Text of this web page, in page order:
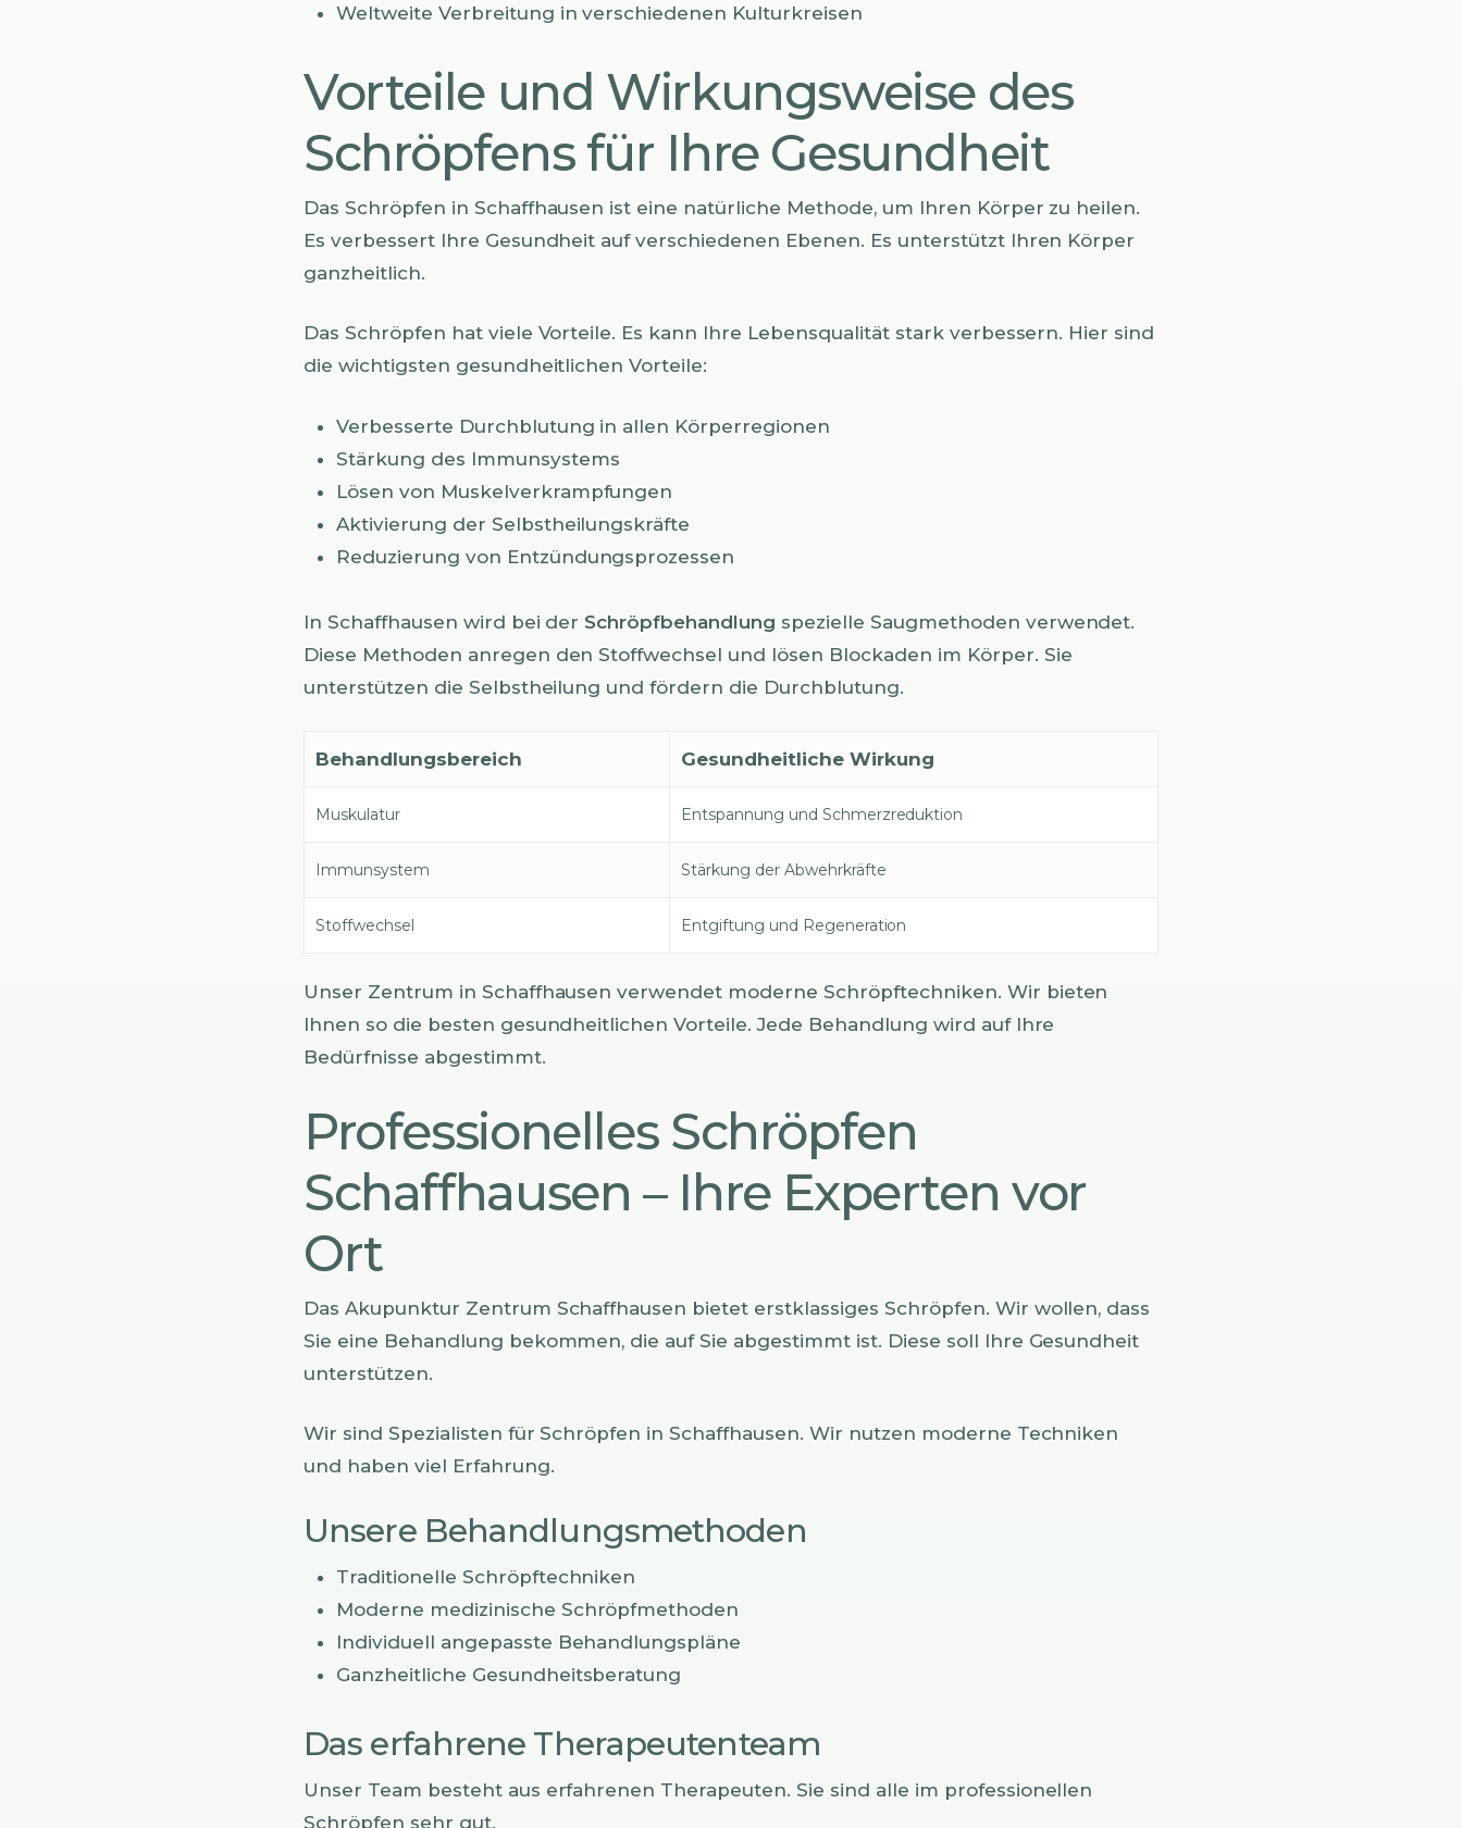
Weltweite Verbreitung in verschiedenen Kulturkreisen
Vorteile und Wirkungsweise des
Schröpfens für Ihre Gesundheit
Das Schröpfen in Schaffhausen ist eine natürliche Methode, um Ihren Körper zu heilen.
Es verbessert Ihre Gesundheit auf verschiedenen Ebenen. Es unterstützt Ihren Körper
ganzheitlich.
Das Schröpfen hat viele Vorteile. Es kann Ihre Lebensqualität stark verbessern. Hier sind
die wichtigsten gesundheitlichen Vorteile:
Verbesserte Durchblutung in allen Körperregionen
Stärkung des Immunsystems
Lösen von Muskelverkrampfungen
Aktivierung der Selbstheilungskräfte
Reduzierung von Entzündungsprozessen
In Schaffhausen wird bei der Schröpfbehandlung spezielle Saugmethoden verwendet.
Diese Methoden anregen den Stoffwechsel und lösen Blockaden im Körper. Sie
unterstützen die Selbstheilung und fördern die Durchblutung.
Behandlungsbereich Gesundheitliche Wirkung
Muskulatur Entspannung und Schmerzreduktion
Immunsystem Stärkung der Abwehrkräfte
Stoffwechsel Entgiftung und Regeneration
Unser Zentrum in Schaffhausen verwendet moderne Schröpftechniken. Wir bieten
Ihnen so die besten gesundheitlichen Vorteile. Jede Behandlung wird auf Ihre
Bedürfnisse abgestimmt.
Professionelles Schröpfen
Schaffhausen – Ihre Experten vor
Ort
Das Akupunktur Zentrum Schaffhausen bietet erstklassiges Schröpfen. Wir wollen, dass
Sie eine Behandlung bekommen, die auf Sie abgestimmt ist. Diese soll Ihre Gesundheit
unterstützen.
Wir sind Spezialisten für Schröpfen in Schaffhausen. Wir nutzen moderne Techniken
und haben viel Erfahrung.
Unsere Behandlungsmethoden
Traditionelle Schröpftechniken
Moderne medizinische Schröpfmethoden
Individuell angepasste Behandlungspläne
Ganzheitliche Gesundheitsberatung
Das erfahrene Therapeutenteam
Unser Team besteht aus erfahrenen Therapeuten. Sie sind alle im professionellen
Schröpfen sehr gut.